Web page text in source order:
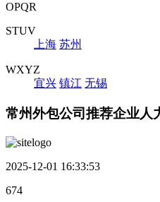
OPQR
STUV
上海 苏州
WXYZ
宜兴 镇江 无锡
常州外包公司推荐企业人
2025-12-01 16:33:53
674